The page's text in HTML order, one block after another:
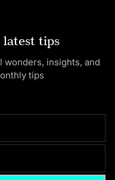
tips
insights, and
tips